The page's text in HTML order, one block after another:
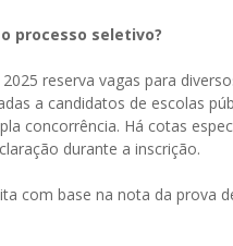
processo seletivo?
2025 reserva vagas para
a candidatos de escolas
concorrência. Há cotas
durante a inscrição.
com base na nota da prova